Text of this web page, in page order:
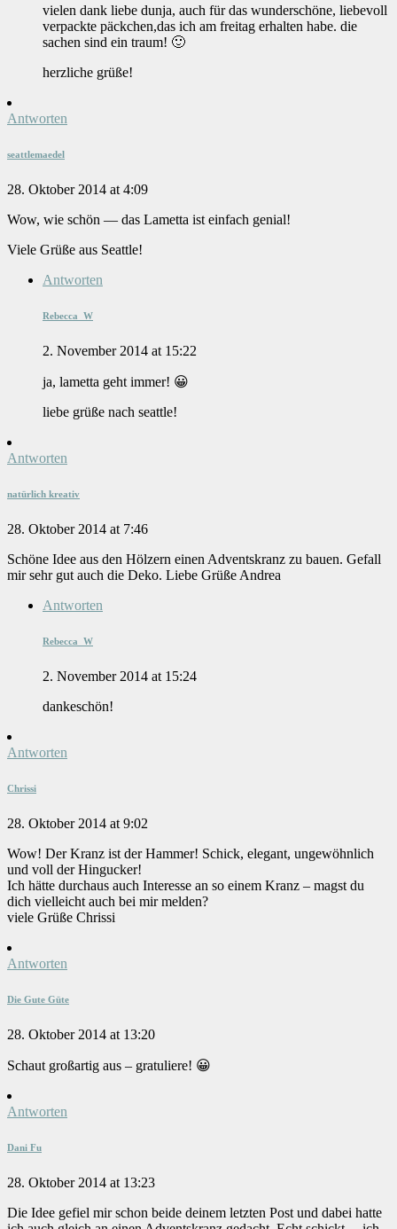
vielen dank liebe dunja, auch für das wunderschöne, liebevoll
verpackte päckchen,das ich am freitag erhalten habe. die
sachen sind ein traum! 🙂
herzliche grüße!
Antworten
seattlemaedel
28. Oktober 2014 at 4:09
Wow, wie schön — das Lametta ist einfach genial!
Viele Grüße aus Seattle!
Antworten
Rebecca_W
2. November 2014 at 15:22
ja, lametta geht immer! 😀
liebe grüße nach seattle!
Antworten
natürlich kreativ
28. Oktober 2014 at 7:46
Schöne Idee aus den Hölzern einen Adventskranz zu bauen. Gefall
mir sehr gut auch die Deko. Liebe Grüße Andrea
Antworten
Rebecca_W
2. November 2014 at 15:24
dankeschön!
Antworten
Chrissi
28. Oktober 2014 at 9:02
Wow! Der Kranz ist der Hammer! Schick, elegant, ungewöhnlich
und voll der Hingucker!
Ich hätte durchaus auch Interesse an so einem Kranz – magst du
dich vielleicht auch bei mir melden?
viele Grüße Chrissi
Antworten
Die Gute Güte
28. Oktober 2014 at 13:20
Schaut großartig aus – gratuliere! 😀
Antworten
Dani Fu
28. Oktober 2014 at 13:23
Die Idee gefiel mir schon beide deinem letzten Post und dabei hatte